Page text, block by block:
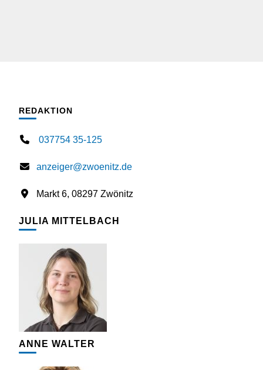
REDAKTION
037754 35-125
anzeiger@zwoenitz.de
Markt 6, 08297 Zwönitz
JULIA MITTELBACH
ANNE WALTER